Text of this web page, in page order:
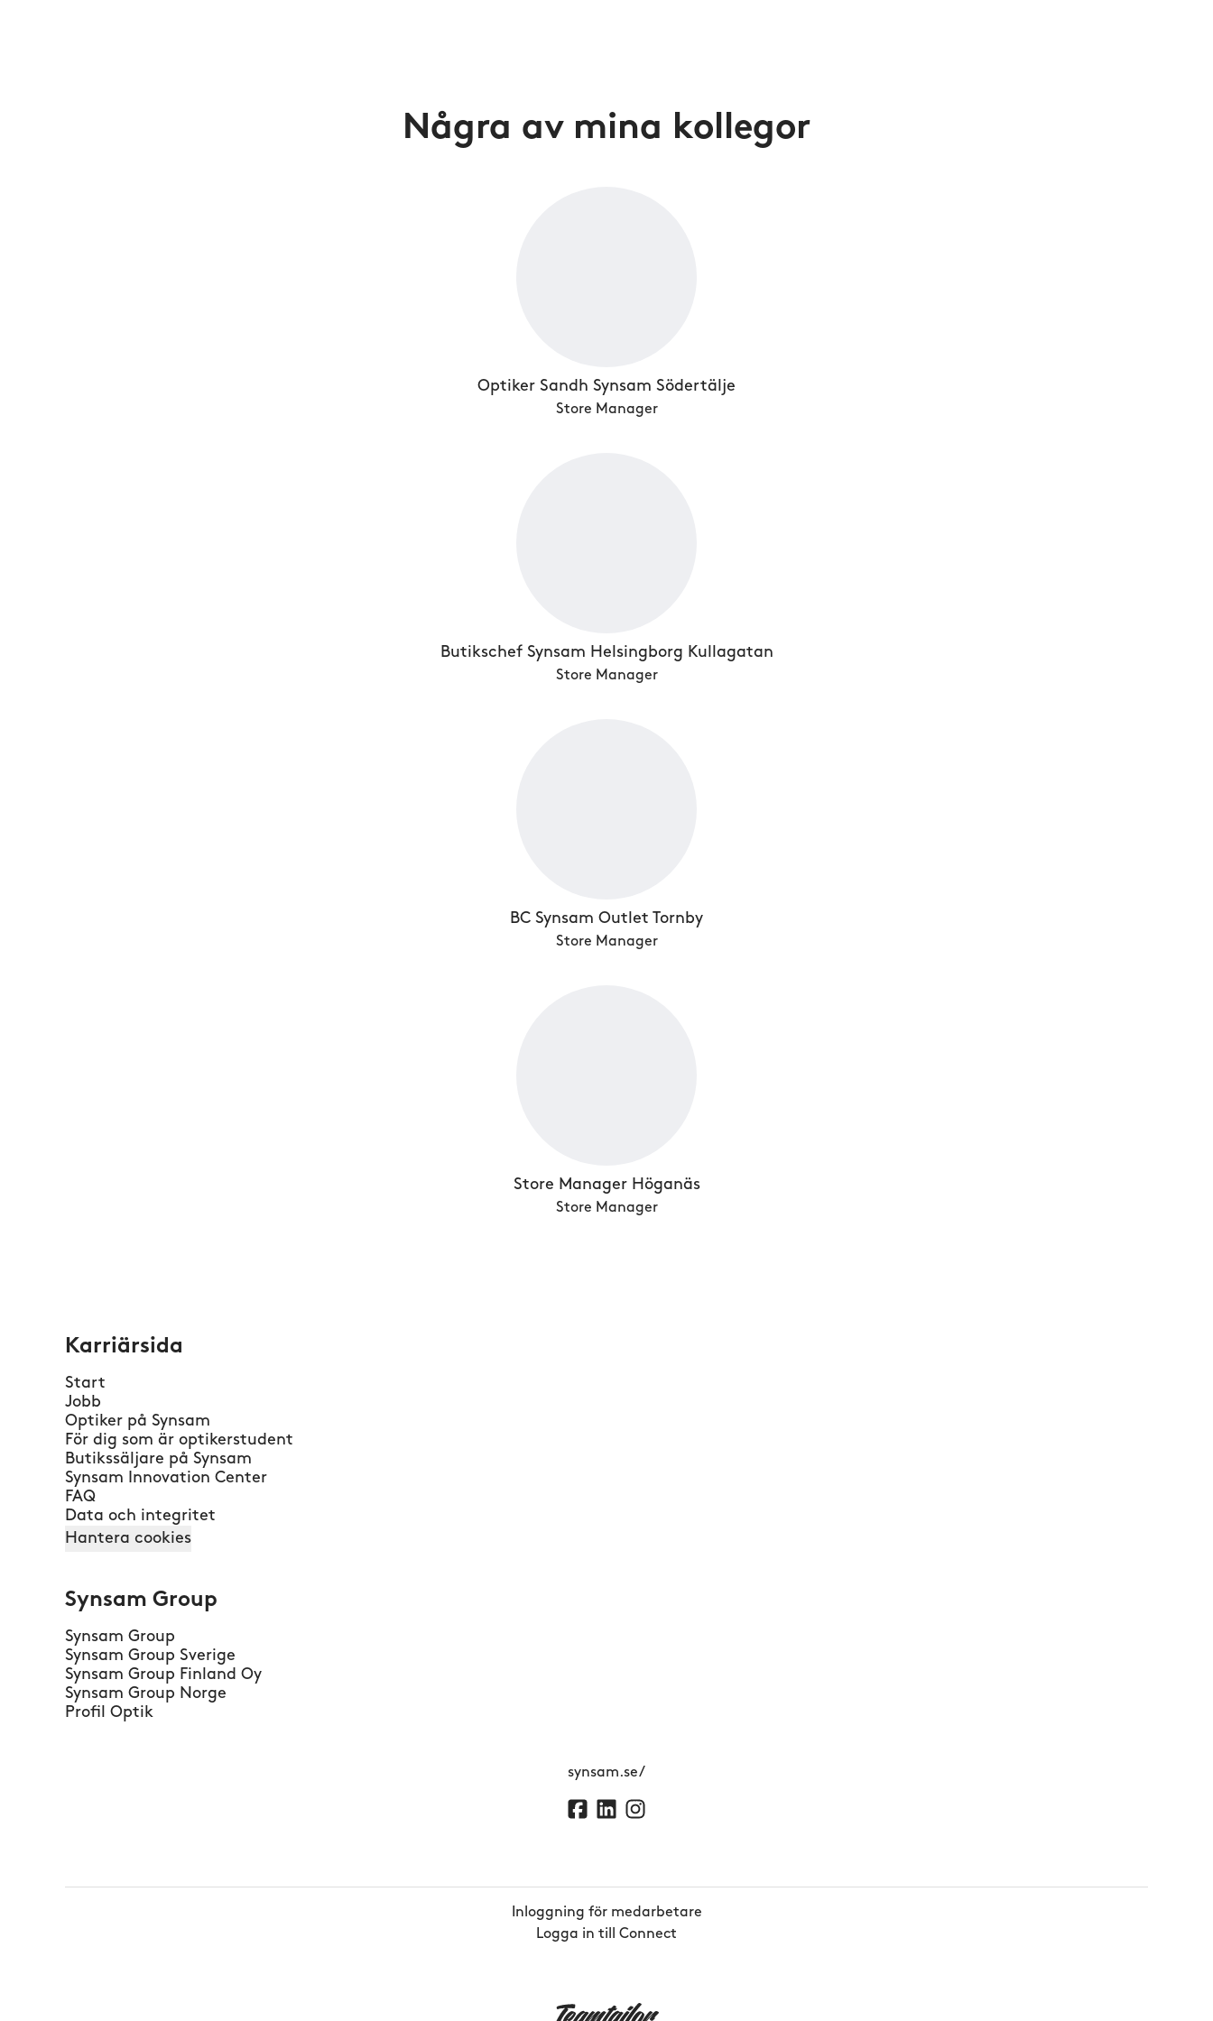
Några av mina kollegor
Optiker Sandh Synsam Södertälje
Store Manager
Butikschef Synsam Helsingborg Kullagatan
Store Manager
BC Synsam Outlet Tornby
Store Manager
Store Manager Höganäs
Store Manager
Karriärsida
Start
Jobb
Optiker på Synsam
För dig som är optikerstudent
Butikssäljare på Synsam
Synsam Innovation Center
FAQ
Data och integritet
Hantera cookies
Synsam Group
Synsam Group
Synsam Group Sverige
Synsam Group Finland Oy
Synsam Group Norge
Profil Optik
synsam.se/
Inloggning för medarbetare
Logga in till Connect